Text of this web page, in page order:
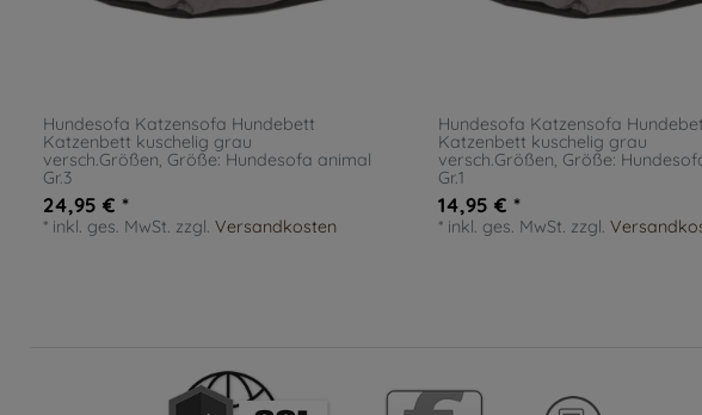
Hundesofa Katzensofa Hundebett
Katzenbett kuschelig grau
versch.Größen, Größe: Hundesofa animal
Gr.3
24,95 € *
* inkl. ges. MwSt. zzgl.Versandkosten
Hundesofa Katzensofa
Katzenbett kuschelig grau
versch.Größen, Größe:
Gr.1
14,95 € *
* inkl. ges. MwSt. zzgl.